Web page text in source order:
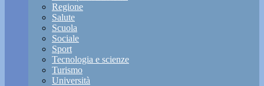
Regione
Salute
Scuola
Sociale
Sport
Tecnologia e scienze
Turismo
Università